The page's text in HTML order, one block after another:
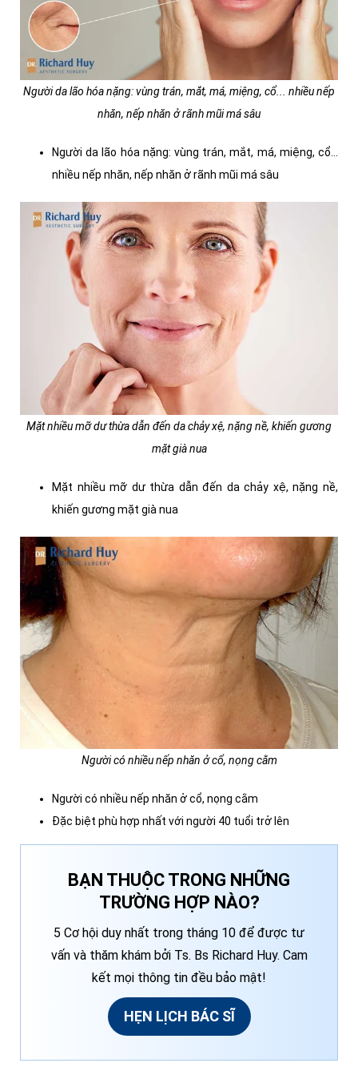
Người da lão hóa nặng: vùng trán, mắt, má, miệng, cổ... nhiều nếp
nhăn, nếp nhăn ở rãnh mũi má sâu
Người da lão hóa nặng: vùng trán, mắt, má, miệng, cổ...
nhiều nếp nhăn, nếp nhăn ở rãnh mũi má sâu
Mặt nhiều mỡ dư thừa dẫn đến da chảy xệ, nặng nề, khiến gương
mặt già nua
Mặt nhiều mỡ dư thừa dẫn đến da chảy xệ, nặng nề,
khiến gương mặt già nua
Người có nhiều nếp nhăn ở cổ, nọng cằm
Người có nhiều nếp nhăn ở cổ, nọng cằm
Đặc biệt phù hợp nhất với người 40 tuổi trở lên
BẠN THUỘC TRONG NHỮNG
TRƯỜNG HỢP NÀO?
5 Cơ hội duy nhất trong tháng 10 để được tư
vấn và thăm khám bởi Ts. Bs Richard Huy. Cam
kết mọi thông tin đều bảo mật!
HẸN LỊCH BÁC SĨ